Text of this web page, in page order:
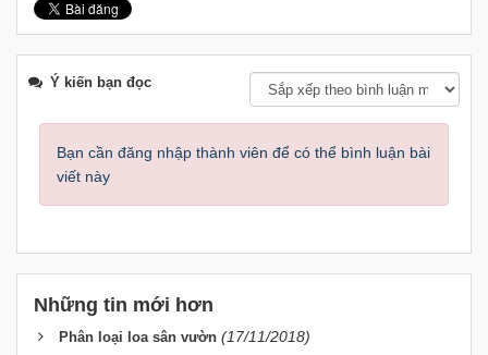
Ý kiến bạn đọc
Bạn cần đăng nhập thành viên để có thể bình luận bài
viết này
Những tin mới hơn
Phân loại loa sân vườn (17/11/2018)